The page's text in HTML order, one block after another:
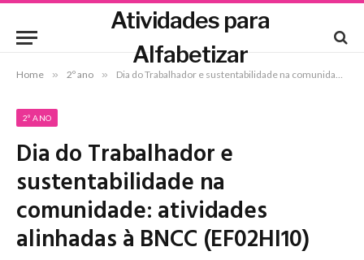
Atividades para
Alfabetizar
Home » 2º ano » Dia do Trabalhador e sustentabilidade na comunidade: atividades alinhadas à BNCC (EF02HI10)
2º ANO
Dia do Trabalhador e
sustentabilidade na
comunidade: atividades
alinhadas à BNCC (EF02HI10)